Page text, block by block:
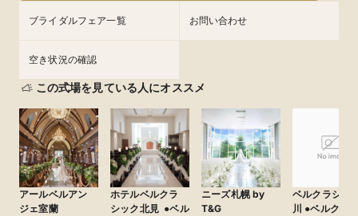
ブライダルフェア一覧 お問い合わせ
空き状況の確認
この式場を見ている人にオススメ
アールベルアン
ジェ室蘭
ホテルベルクラ
シック北見 ●ベル
ニーズ札幌 by
T&G
ベルクラシッ
川 ●ベルクラシッ